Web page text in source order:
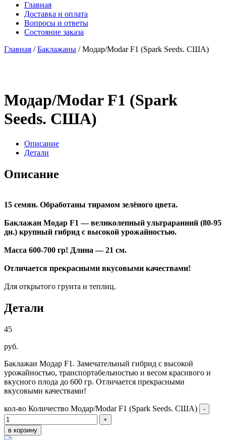
Главная
Доставка и оплата
Вопросы и ответы
Состояние заказа
Главная /Баклажаны /Модар/Modar F1 (Spark Seeds. США)
Модар/Modar F1 (Spark
Seeds. США)
Описание
Детали
Описание
15 семян. Обработаны тирамом зелёного цвета.
Баклажан Модар F1 — великолепный ультраранний (80-95
дн.) крупный гибрид с высокой урожайностью.
Масса 600-700 гр! Длина — 21 см.
Отличается прекрасными вкусовыми качествами!
Для открытого грунта и теплиц.
Детали
45
руб.
Баклажан Модар F1. Замечательный гибрид с высокой
урожайностью, транспортабельностью и весом красивого и
вкусного плода до 600 гр. Отличается прекрасными
вкусовыми качествами!
кол-во Количество Модар/Modar F1 (Spark Seeds. США)
-
+
в корзину